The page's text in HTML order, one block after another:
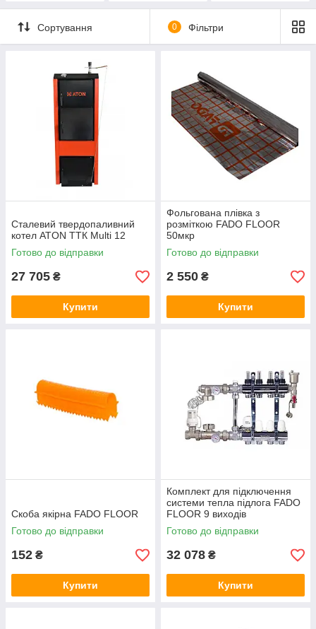
Сортування 0 Фільтри
Сталевий твердопаливний
котел ATON ТТК Multi 12
Готово до відправки
27 705 ₴
Купити
Фольгована плівка з
розміткою FADO FLOOR
50мкр
Готово до відправки
2 550 ₴
Купити
Скоба якірна FADO FLOOR
Готово до відправки
152 ₴
Купити
Комплект для підключення
системи тепла підлога FADO
FLOOR 9 виходів
Готово до відправки
32 078 ₴
Купити